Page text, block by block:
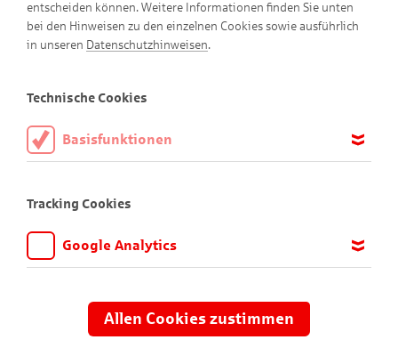
Willkommen auf KNAX
Schön, dass du da bist!
Entdecke unsere tollen Spiele,
entscheiden können. Weitere Informationen finden Sie unten
bei den Hinweisen zu den einzelnen Cookies sowie ausführlich
in unseren Datenschutzhinweisen.
Technische Cookies
Basisfunktionen
aktiviert sein.
Tracking Cookies
Google Analytics
anpassen und verbessern können. Aus diesem Grund nutzen wir
Google Analytics. Dieses Werkzeug erfasst die Seitenaufrufe zu
Allen Cookies zustimmen